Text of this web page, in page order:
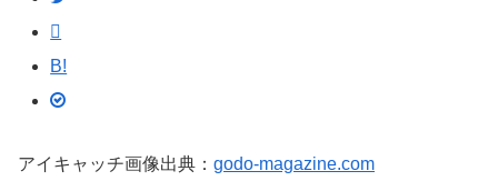
B!
アイキャッチ画像出典： godo-magazine.com